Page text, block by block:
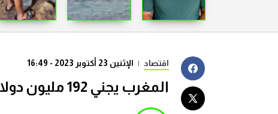
اقتصاد | الإثنين 23 أكتوبر 2023 - 16:49
المغرب يجني 192 مليون دولار من صادرات الفلفل